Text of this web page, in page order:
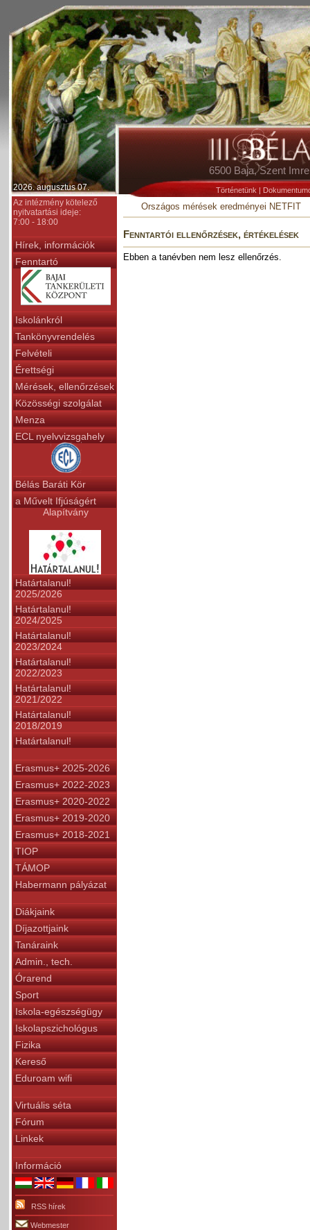
2026. augusztus 07.
6500 Baja, Szent
Történetünk |
Az intézmény kötelező
nyitvatartási ideje:
7:00 - 18:00
Hírek, információk
Fenntartó
Iskolánkról
Tankönyvrendelés
Felvételi
Érettségi
Mérések, ellenőrzések
Közösségi szolgálat
Menza
ECL nyelvvizsgahely
Bélás Baráti Kör
a Művelt Ifjúságért
Alapítvány
Határtalanul!
2025/2026
Határtalanul!
2024/2025
Határtalanul!
2023/2024
Határtalanul!
2022/2023
Határtalanul!
2021/2022
Határtalanul!
2018/2019
Határtalanul!
Erasmus+ 2025-2026
Erasmus+ 2022-2023
Erasmus+ 2020-2022
Erasmus+ 2019-2020
Erasmus+ 2018-2021
TIOP
TÁMOP
Habermann pályázat
Diákjaink
Díjazottjaink
Tanáraink
Admin., tech.
Órarend
Sport
Iskola-egészségügy
Iskolapszichológus
Fizika
Kereső
Eduroam wifi
Virtuális séta
Fórum
Linkek
Információ
RSS hírek
Webmester
Országos mérések eredményei NETFIT
Fenntartói ellenőrzések, értékelések
Ebben a tanévben nem lesz ellenőrzés.